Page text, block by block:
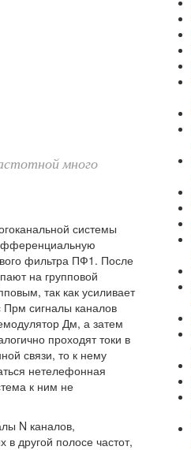
много
системы
фильтра ПФ1. После
на групповой
так как усиливает
Прм сигналы каналов
Дм, а затем
проходят токи в
связи, то к нему
нетелефонная
к ним не
N каналов,
другой полосе частот,